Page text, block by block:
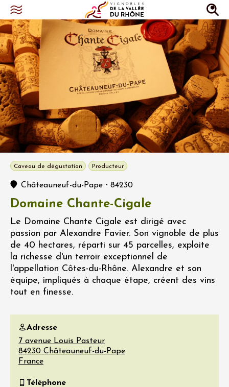
Caveau de dégustation Producteur
Châteauneuf-du-Pape - 84230
Domaine Chante-Cigale
Le Domaine Chante Cigale est dirigé avec
passion par Alexandre Favier. Son vignoble de plus
de 40 hectares, réparti sur 45 parcelles, exploite
la richesse d'un terroir exceptionnel de
l'appellation Côtes-du-Rhône. Alexandre et son
équipe, impliqués à chaque étape, créent des vins
tout en finesse.
Adresse
7 avenue Louis Pasteur
84230 Châteauneuf-du-Pape
France
Téléphone